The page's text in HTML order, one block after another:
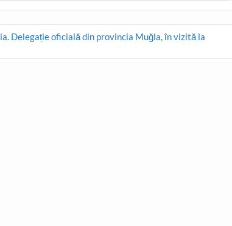
Delegație oficială din provincia Muğla, în vizită la